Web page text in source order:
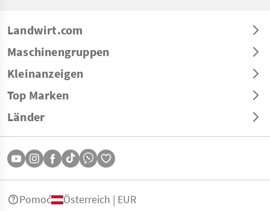
Landwirt.com
Maschinengruppen
Kleinanzeigen
Top Marken
Länder
Pomoć Österreich | EUR